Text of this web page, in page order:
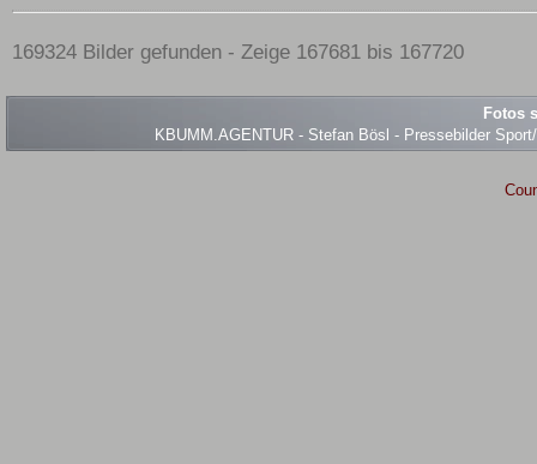
169324 Bilder gefunden - Zeige 167681 bis 167720
Fotos
KBUMM.AGENTUR - Stefan Bösl - Pressebilder